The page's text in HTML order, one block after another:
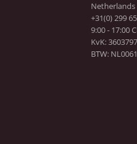
Netherlands
+31(0) 299
9:00 - 17:00
KvK:
BTW: